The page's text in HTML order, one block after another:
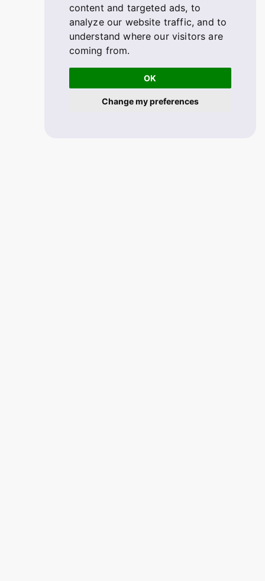
content and targeted ads, to
analyze our website traffic, and to
understand where our visitors are
coming from.
OK
Change my preferences